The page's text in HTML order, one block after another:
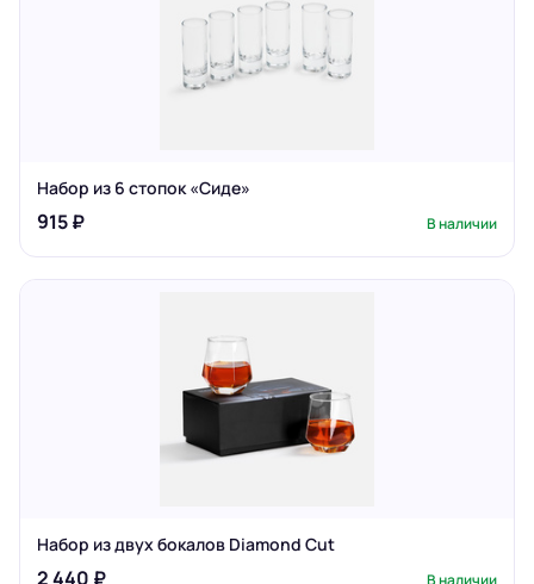
Набор из 6 стопок «Сиде»
915 ₽ В наличии
Набор из двух бокалов Diamond Cut
2 440 ₽ В наличии